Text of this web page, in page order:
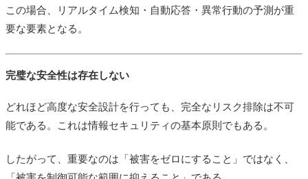
この場合、リアルタイム検知・自動応答・異常行動の予測が重
要な要素となる。
完璧な安全性は存在しない
どれほど高度な安全設計を行っても、完全なリスク排除は不可
能である。これは情報セキュリティの基本原則でもある。
したがって、重要なのは「被害をゼロにすること」ではなく、